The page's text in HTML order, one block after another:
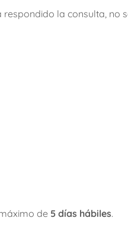
la consulta, no
de 5 días hábiles.